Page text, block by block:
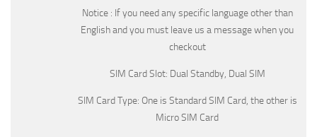
Notice : If you need any specific language other than
English and you must leave us a message when you
checkout
SIM Card Slot: Dual Standby, Dual SIM
SIM Card Type: One is Standard SIM Card, the other is
Micro SIM Card